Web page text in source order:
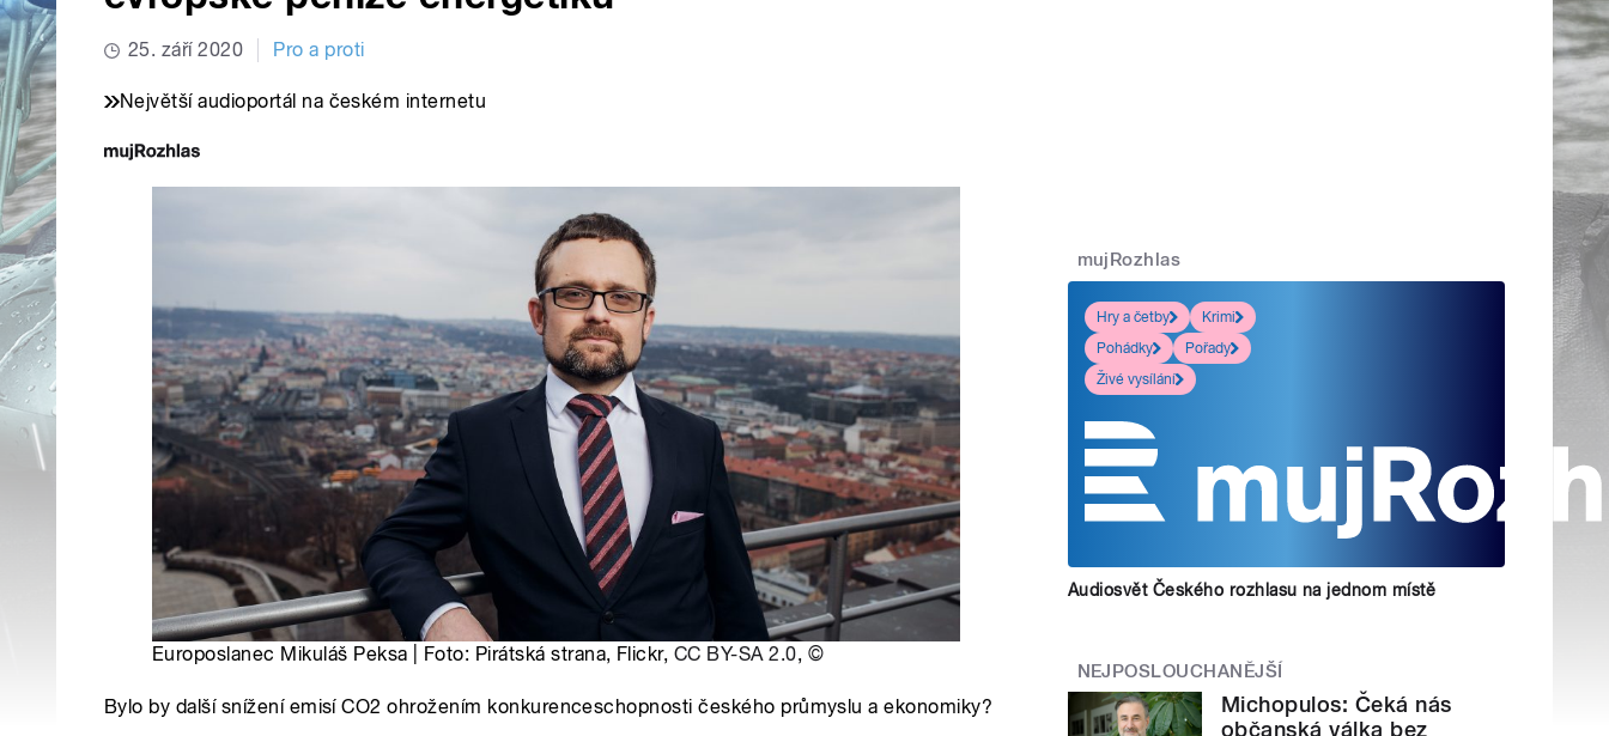
25. září 2020 Pro a proti
Největší audioportál na českém internetu
Europoslanec Mikuláš Peksa | Foto: Pirátská strana, Flickr, CC BY-SA 2.0, ©
Bylo by další snížení emisí CO2 ohrožením konkurenceschopnosti českého průmyslu a ekonomiky?
mujRozhlas
Hry a četby
Krimi
Pohádky
Pořady
Živé vysílání
Audiosvět Českého rozhlasu na jednom místě
NEJPOSLOUCHANĚJŠÍ
Michopulos: Čeká nás
občanská válka bez